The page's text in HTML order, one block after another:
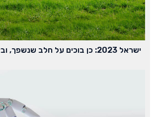
ישראל 2023: כן בוכים על חלב שנשפך, ובצדק